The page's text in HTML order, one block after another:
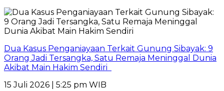
Dua Kasus Penganiayaan Terkait Gunung Sibayak: 9
Orang Jadi Tersangka, Satu Remaja Meninggal Dunia
Akibat Main Hakim Sendiri
15 Juli 2026 | 5:25 pm WIB